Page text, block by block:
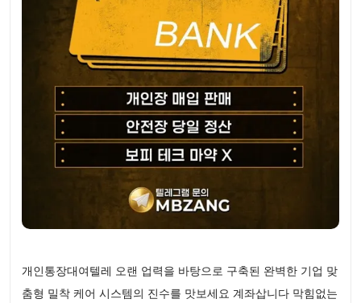
개인통장대여텔레 오랜 업력을 바탕으로 구축된 완벽한 기업 맞
춤형 밀착 케어 시스템의 진수를 맛보세요 계좌삽니다 막힘없는